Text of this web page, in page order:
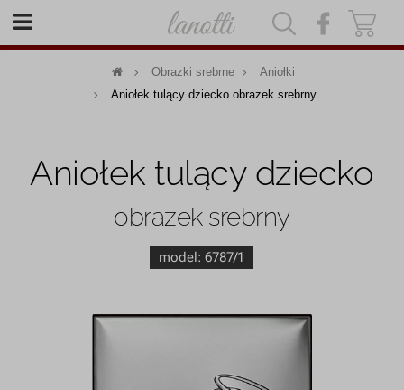
Obrazki srebrne
Aniołki
Aniołek tulący dziecko obrazek srebrny
Aniołek tulący dziecko
obrazek srebrny
model:6787/1